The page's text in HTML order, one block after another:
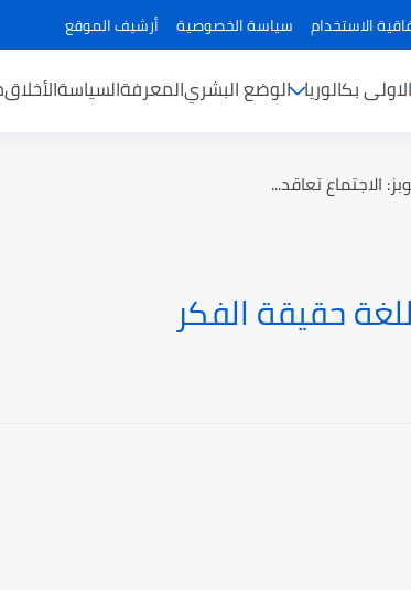
الاستخدام سياسة الخصوصية أرشيف الموقع
الاولى بكالوريا الوضع البشريالمعرفةالسياسةالأخلاق
الاجتماع تعاقد...
حقيقة الفكر